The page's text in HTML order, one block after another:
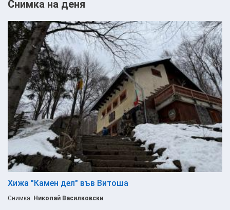
Снимка на деня
Хижа "Камен дел" във Витоша
Снимка: Николай Василковски